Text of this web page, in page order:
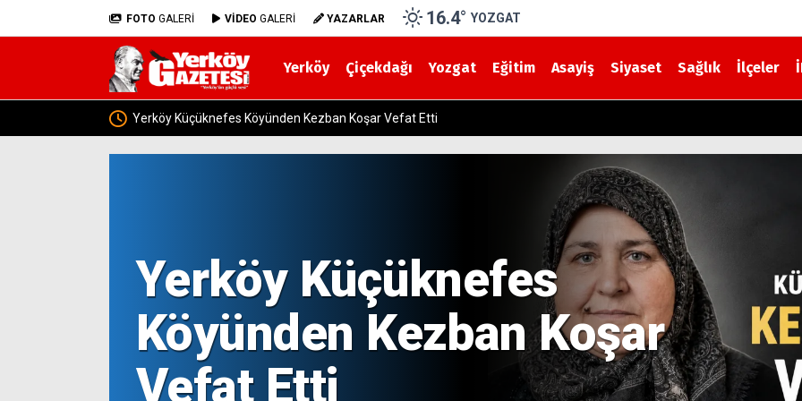
FOTO GALERİ VİDEO GALERİ YAZARLAR 16.4° YOZGAT
Yerköy Çiçekdağı Yozgat Eğitim Asayiş Siyaset Sağlık İlçeler
Yozgat’ta Kaybolan 170 Küçükbaş Hayvan Bulundu
Yozgat’ta